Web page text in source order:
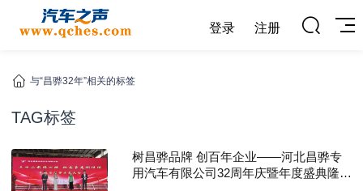
登录 注册
与“昌骅32年”相关的标签
TAG标签
树昌骅品牌 创百年企业——河北昌骅专
用汽车有限公司32周年庆暨年度盛典隆重